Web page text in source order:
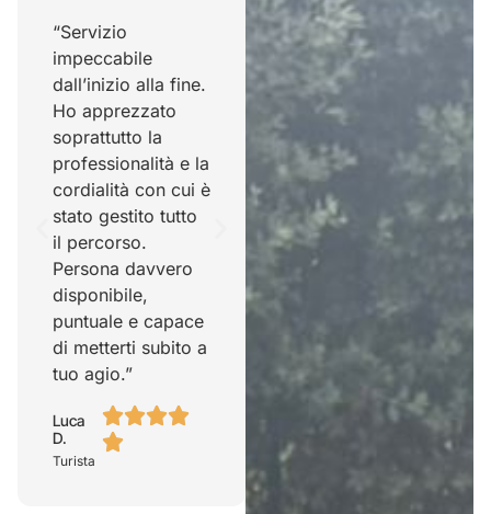
“Servizio
impeccabile
dall’inizio alla fine.
Ho apprezzato
soprattutto la
professionalità e la
cordialità con cui è
stato gestito tutto
il percorso.
Persona davvero
disponibile,
puntuale e capace
di metterti subito a
tuo agio.”
Luca
D.
Turista
“Servizio ottimo e
persona davvero
gentile. Puntuale,
organizzato e
sempre educato.
Si vede che c’è
attenzione verso il
cliente e questo fa
la differenza,
soprattutto quando
si viaggia.”
Giuseppe